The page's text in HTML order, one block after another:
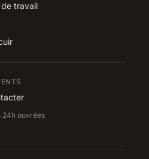
travail
24h ouvrées